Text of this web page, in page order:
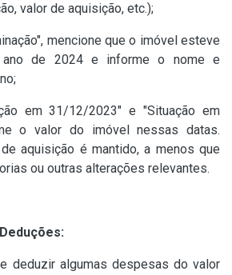
valor de aquisição, etc.);
mencione que o imóvel esteve
ano de 2024 e informe o nome e
em 31/12/2023" e "Situação em
o valor do imóvel nessas datas.
aquisição é mantido, a menos que
ou outras alterações relevantes.
deduzir algumas despesas do valor